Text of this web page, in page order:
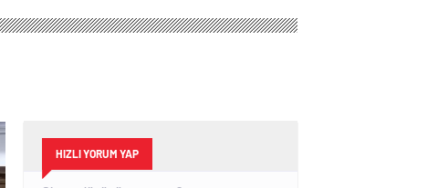
bulundu
HIZLI YORUM YAP